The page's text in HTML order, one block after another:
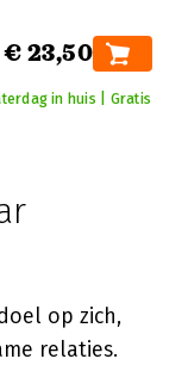
€ 23,50
in huis | Gratis
op zich,
relaties.